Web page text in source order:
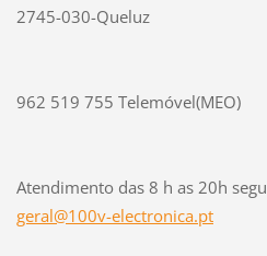
2745-030-Queluz
962 519 755 Telemóvel(MEO)
Atendimento das 8 h as 20h
geral@100v-electronica.pt